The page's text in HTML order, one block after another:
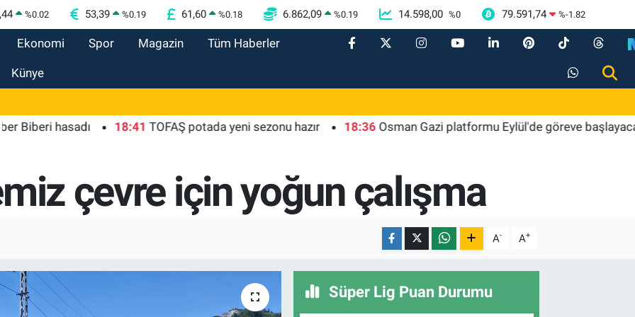
%0.02 53,39 %0.19 61,60 %0.18 6.862,09 %0.19 14.598,00 %0 79.591,74 %-1.82
Ekonomi Spor Magazin Tüm Haberler
Künye
hasadı 18:41 TOFAŞ potada yeni sezonu hazır 18:36 Osman Gazi platformu Eylül'de göreve başlayacak...
çevre için yoğun çalışma
A- A+
Süper Lig Puan Durumu